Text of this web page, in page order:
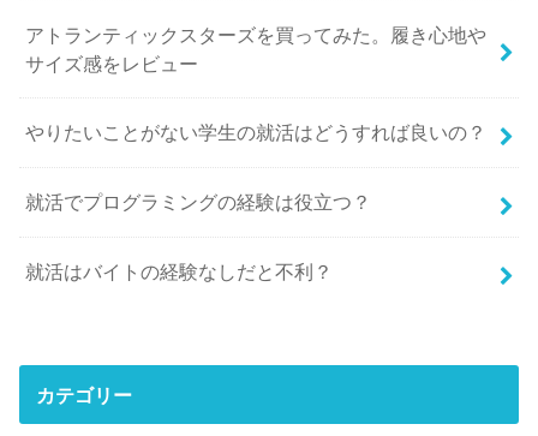
アトランティックスターズを買ってみた。履き心地や
サイズ感をレビュー
やりたいことがない学生の就活はどうすれば良いの？
就活でプログラミングの経験は役立つ？
就活はバイトの経験なしだと不利？
カテゴリー